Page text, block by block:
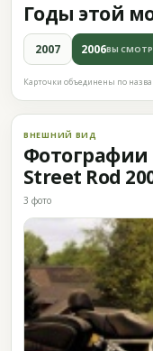
Годы этой
2007 2006ВЫ
Карточки объединены по
ВНЕШНИЙ ВИД
Фотографии
Street Rod
3 фото